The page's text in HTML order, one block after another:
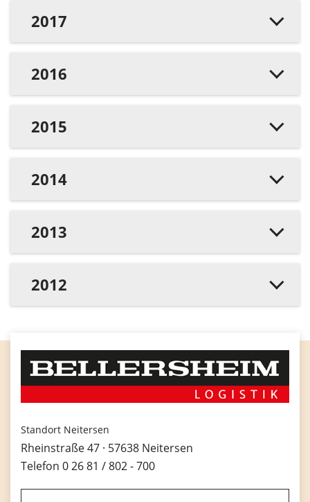
2017
2016
2015
2014
2013
2012
Standort Neitersen
Rheinstraße 47 · 57638 Neitersen
Telefon 0 26 81 / 802 - 700